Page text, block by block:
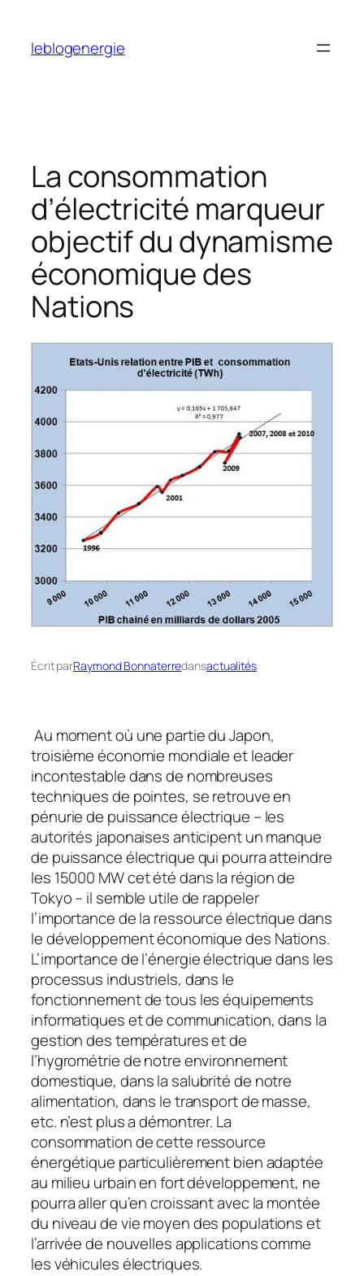
contenu
leblogenergie
La consommation
d’électricité marqueur
objectif du dynamisme
économique des
Nations
Écrit parRaymond Bonnaterredansactualités
Au moment où une partie du Japon,
troisième économie mondiale et leader
incontestable dans de nombreuses
techniques de pointes, se retrouve en
pénurie de puissance électrique – les
autorités japonaises anticipent un manque
de puissance électrique qui pourra atteindre
les 15000 MW cet été dans la région de
Tokyo – il semble utile de rappeler
l’importance de la ressource électrique dans
le développement économique des Nations.
L’importance de l’énergie électrique dans les
processus industriels, dans le
fonctionnement de tous les équipements
informatiques et de communication, dans la
gestion des températures et de
l’hygrométrie de notre environnement
domestique, dans la salubrité de notre
alimentation, dans le transport de masse,
etc. n’est plus a démontrer. La
consommation de cette ressource
énergétique particulièrement bien adaptée
au milieu urbain en fort développement, ne
pourra aller qu’en croissant avec la montée
du niveau de vie moyen des populations et
l’arrivée de nouvelles applications comme
les véhicules électriques.